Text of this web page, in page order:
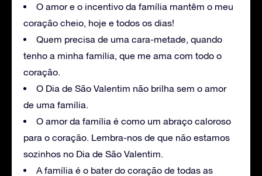
O amor e o incentivo da família mantêm o meu
coração cheio, hoje e todos os dias!
Quem precisa de uma cara-metade, quando
tenho a minha família, que me ama com todo o
coração.
O Dia de São Valentim não brilha sem o amor
de uma família.
O amor da família é como um abraço caloroso
para o coração. Lembra-nos de que não estamos
sozinhos no Dia de São Valentim.
A família é o bater do coração de todas as